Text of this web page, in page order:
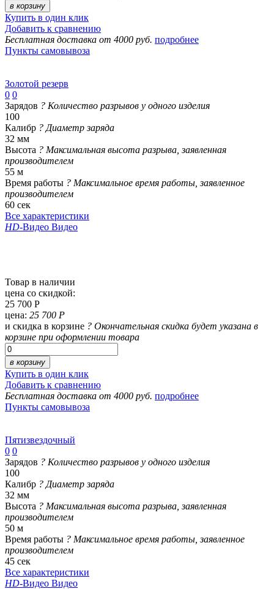
в корзину
Купить в один клик
Добавить к сравнению
Бесплатная доставка от 4000 руб. подробнее
Пункты самовывоза
Золотой резерв
0 0
Зарядов ? Количество разрывов у одного изделия
100
Калибр ? Диаметр заряда
32 мм
Высота ? Максимальная высота разрыва, заявленная
производителем
55 м
Время работы ? Максимальное время работы, заявленное
производителем
60 сек
Все характеристики
HD-Видео Видео
Товар в наличии
цена со скидкой:
25 700 Р
цена: 25 700 Р
и скидка в корзине ? Окончательная скидка будет указана в
корзине при оформлении товара
в корзину
Купить в один клик
Добавить к сравнению
Бесплатная доставка от 4000 руб. подробнее
Пункты самовывоза
Пятизвездочный
0 0
Зарядов ? Количество разрывов у одного изделия
100
Калибр ? Диаметр заряда
32 мм
Высота ? Максимальная высота разрыва, заявленная
производителем
50 м
Время работы ? Максимальное время работы, заявленное
производителем
45 сек
Все характеристики
HD-Видео Видео